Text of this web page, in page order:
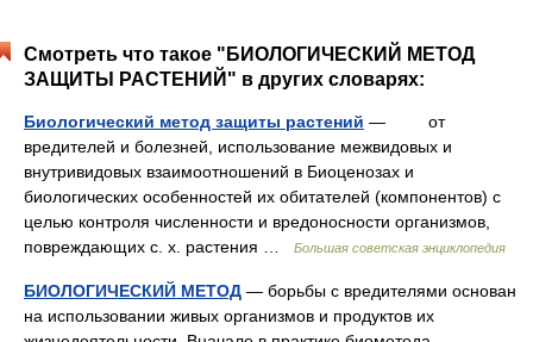
Смотреть что такое "БИОЛОГИЧЕСКИЙ МЕТОД
ЗАЩИТЫ РАСТЕНИЙ" в других словарях:
Биологический метод защиты растений — от
вредителей и болезней, использование межвидовых и
внутривидовых взаимоотношений в Биоценозах и
биологических особенностей их обитателей (компонентов) с
целью контроля численности и вредоносности организмов,
повреждающих с. х. растения …
Большая советская энциклопедия
БИОЛОГИЧЕСКИЙ МЕТОД — борьбы с вредителями основан
на использовании живых организмов и продуктов их